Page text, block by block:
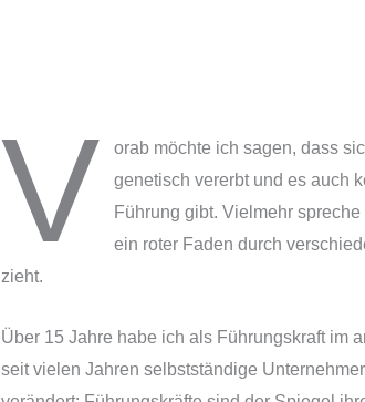
V
orab möchte ich sagen, dass
genetisch vererbt und es auch
Führung gibt. Vielmehr
ein roter Faden durch
zieht.
Über 15 Jahre habe ich als Führungskraft im
seit vielen Jahren selbstständige